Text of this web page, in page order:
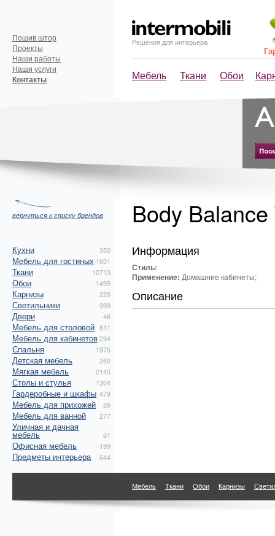
Решения для интерьера
Мебель Ткани Обои
Пошив штор
Проекты
Наши работы
Наши услуги
Контакты
вернуться к списку брендов
Кухни 350
Мебель для гостиных 1601
Ткани 10713
Обои 1499
Карнизы 229
Светильники 999
Двери 46
Мебель для столовой 611
Мебель для кабинетов294
Спальня 1975
Детская мебель 260
Мягкая мебель 2145
Столы и стулья 1304
Гардеробные и шкафы 479
Мебель для прихожей 89
Мебель для ванной 277
Уличная и дачная
мебель 61
Офисная мебель 199
Предметы интерьера 644
Body
Информация
Стиль:
Применение: Домашние кабинеты;
Описание
Мебель Ткани Обои Карнизы